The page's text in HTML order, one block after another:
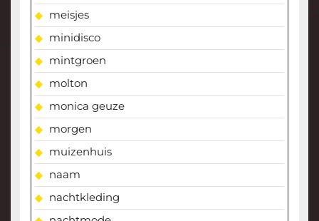
meisjes
minidisco
mintgroen
molton
monica geuze
morgen
muizenhuis
naam
nachtkleding